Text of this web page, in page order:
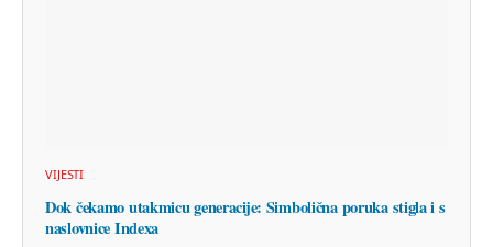
VIJESTI
Dok čekamo utakmicu generacije: Simbolična poruka stigla i s
naslovnice Indexa